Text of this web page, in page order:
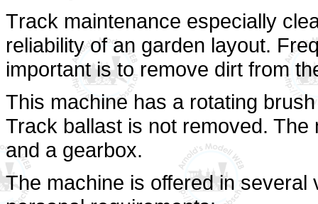
Track maintenance especially
reliability of an garden layout.
important is to remove dirt from
This machine has a rotating
Track ballast is not removed.
and a gearbox.
The machine is offered in